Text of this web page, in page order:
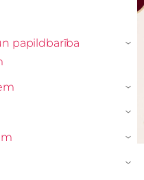
papildbarība
›
›
›
›
›